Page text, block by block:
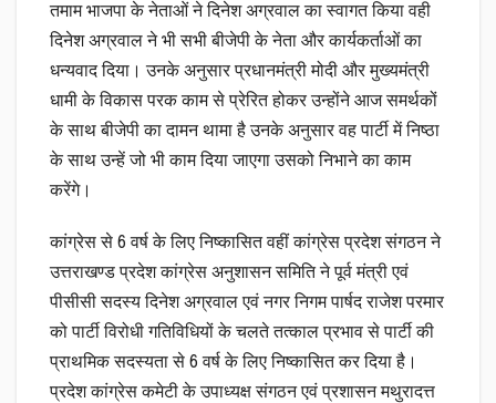
तमाम भाजपा के नेताओं ने दिनेश अग्रवाल का स्वागत किया वही
दिनेश अग्रवाल ने भी सभी बीजेपी के नेता और कार्यकर्ताओं का
धन्यवाद दिया। उनके अनुसार प्रधानमंत्री मोदी और मुख्यमंत्री
धामी के विकास परक काम से प्रेरित होकर उन्होंने आज समर्थकों
के साथ बीजेपी का दामन थामा है उनके अनुसार वह पार्टी में निष्ठा
के साथ उन्हें जो भी काम दिया जाएगा उसको निभाने का काम
करेंगे।
कांग्रेस से 6 वर्ष के लिए निष्कासित वहीं कांग्रेस प्रदेश संगठन ने
उत्तराखण्ड प्रदेश कांग्रेस अनुशासन समिति ने पूर्व मंत्री एवं
पीसीसी सदस्य दिनेश अग्रवाल एवं नगर निगम पार्षद राजेश परमार
को पार्टी विरोधी गतिविधियों के चलते तत्काल प्रभाव से पार्टी की
प्राथमिक सदस्यता से 6 वर्ष के लिए निष्कासित कर दिया है।
प्रदेश कांग्रेस कमेटी के उपाध्यक्ष संगठन एवं प्रशासन मथुरादत्त